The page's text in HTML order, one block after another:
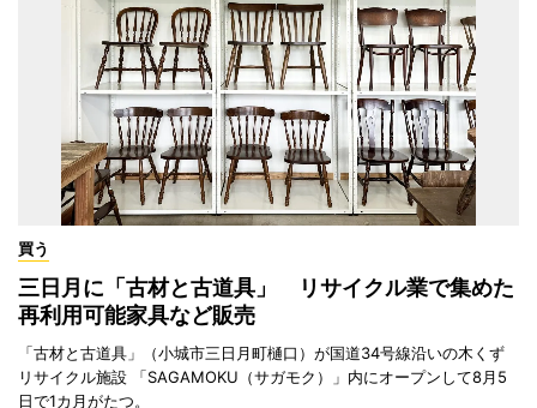
買う
三日月に「古材と古道具」 リサイクル業で集めた
再利用可能家具など販売
「古材と古道具」（小城市三日月町樋口）が国道34号線沿いの木くず
リサイクル施設 「SAGAMOKU（サガモク）」内にオープンして8月5
日で1カ月がたつ。